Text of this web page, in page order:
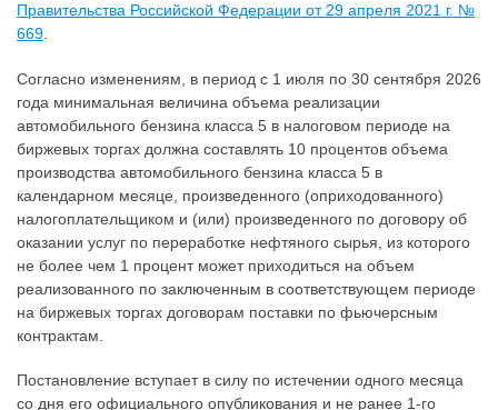
Правительства Российской Федерации от 29 апреля 2021 г. №
669
Согласно изменениям, в период с 1 июля по 30 сентября 2026
года минимальная величина объема реализации
автомобильного бензина класса 5 в налоговом периоде на
биржевых торгах должна составлять 10 процентов объема
производства автомобильного бензина класса 5 в
календарном месяце, произведенного (оприходованного)
налогоплательщиком и (или) произведенного по договору об
оказании услуг по переработке нефтяного сырья, из которого
не более чем 1 процент может приходиться на объем
реализованного по заключенным в соответствующем периоде
на биржевых торгах договорам поставки по фьючерсным
контрактам.
Постановление вступает в силу по истечении одного месяца
со дня его официального опубликования и не ранее 1-го